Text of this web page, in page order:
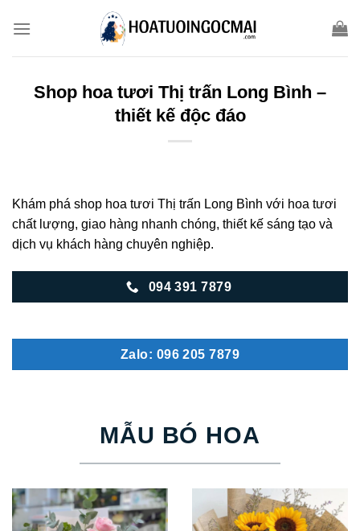
Shop hoa tươi Thị trấn Long Bình –
thiết kế độc đáo
Khám phá shop hoa tươi Thị trấn Long Bình với hoa tươi
chất lượng, giao hàng nhanh chóng, thiết kế sáng tạo và
dịch vụ khách hàng chuyên nghiệp.
094 391 7879
Zalo: 096 205 7879
MẪU BÓ HOA